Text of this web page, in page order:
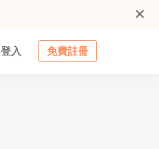
登入 免費註冊